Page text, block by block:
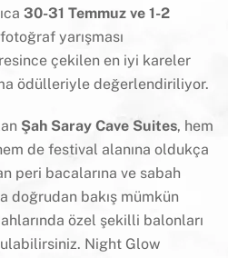
30-31 Temmuz ve 1-2
yarışması
çekilen en iyi kareler
ödülleriyle değerlendiriliyor.
Şah Saray Cave Suites, hem
de festival alanına oldukça
peri bacalarına ve sabah
doğrudan bakış mümkün
özel şekilli balonları
Night Glow